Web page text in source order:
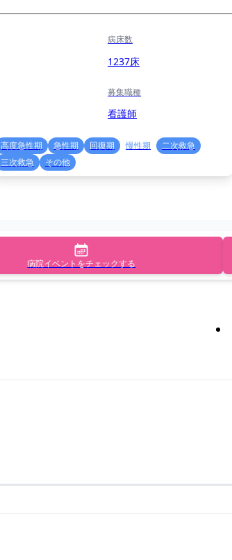
病床数
1237床
募集職種
看護師
高度急性期 急性期 回復期 慢性期
二次救急
三次救急
その他
病院イベントをチェックする